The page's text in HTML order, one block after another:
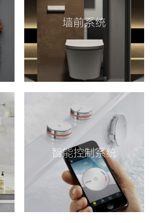
墙前系统
智能控制系统